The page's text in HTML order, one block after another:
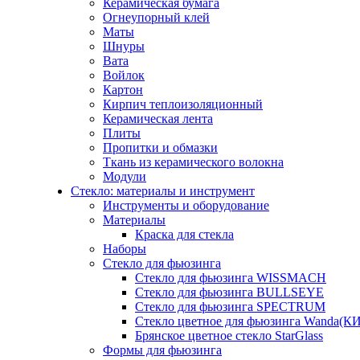
Керамическая бумага
Огнеупорный клей
Маты
Шнуры
Вата
Войлок
Картон
Кирпич теплоизоляционный
Керамическая лента
Плиты
Пропитки и обмазки
Ткань из керамического волокна
Модули
Стекло: материалы и инструмент
Инструменты и оборудование
Материалы
Краска для стекла
Наборы
Стекло для фьюзинга
Стекло для фьюзинга WISSMACH
Стекло для фьюзинга BULLSEYE
Стекло для фьюзинга SPECTRUM
Стекло цветное для фьюзинга
Брянское цветное стекло StarGlass
Формы для фьюзинга